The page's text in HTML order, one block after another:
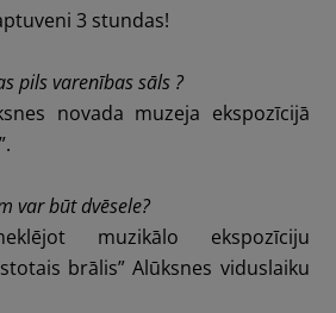
3 stundas!
pils varenības sāls ?
novada muzeja ekspozīcijā
var būt dvēsele?
muzikālo ekspozīciju
brālis” Alūksnes viduslaiku